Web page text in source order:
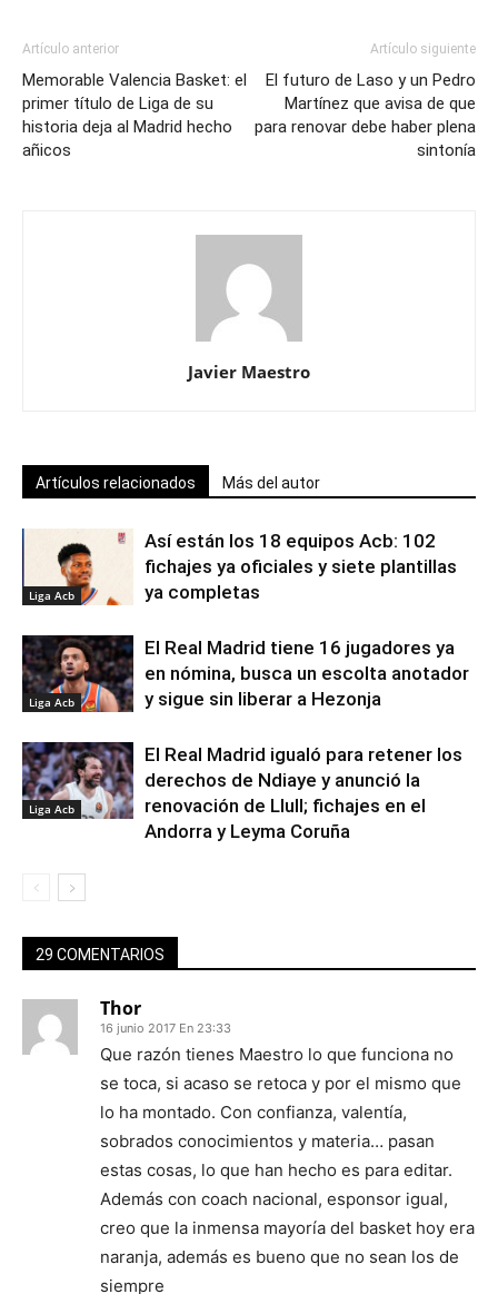
Artículo anterior
Memorable Valencia Basket: el
primer título de Liga de su
historia deja al Madrid hecho
añicos
Artículo siguiente
El futuro de Laso y un Pedro
Martínez que avisa de que
para renovar debe haber plena
sintonía
Javier Maestro
Artículos relacionados Más del autor
Liga Acb
Así están los 18 equipos Acb: 102
fichajes ya oficiales y siete plantillas
ya completas
Liga Acb
El Real Madrid tiene 16 jugadores ya
en nómina, busca un escolta anotador
y sigue sin liberar a Hezonja
Liga Acb
El Real Madrid igualó para retener los
derechos de Ndiaye y anunció la
renovación de Llull; fichajes en el
Andorra y Leyma Coruña
29 COMENTARIOS
Thor
16 junio 2017 En 23:33
Que razón tienes Maestro lo que funciona no
se toca, si acaso se retoca y por el mismo que
lo ha montado. Con confianza, valentía,
sobrados conocimientos y materia… pasan
estas cosas, lo que han hecho es para editar.
Además con coach nacional, esponsor igual,
creo que la inmensa mayoría del basket hoy era
naranja, además es bueno que no sean los de
siempre